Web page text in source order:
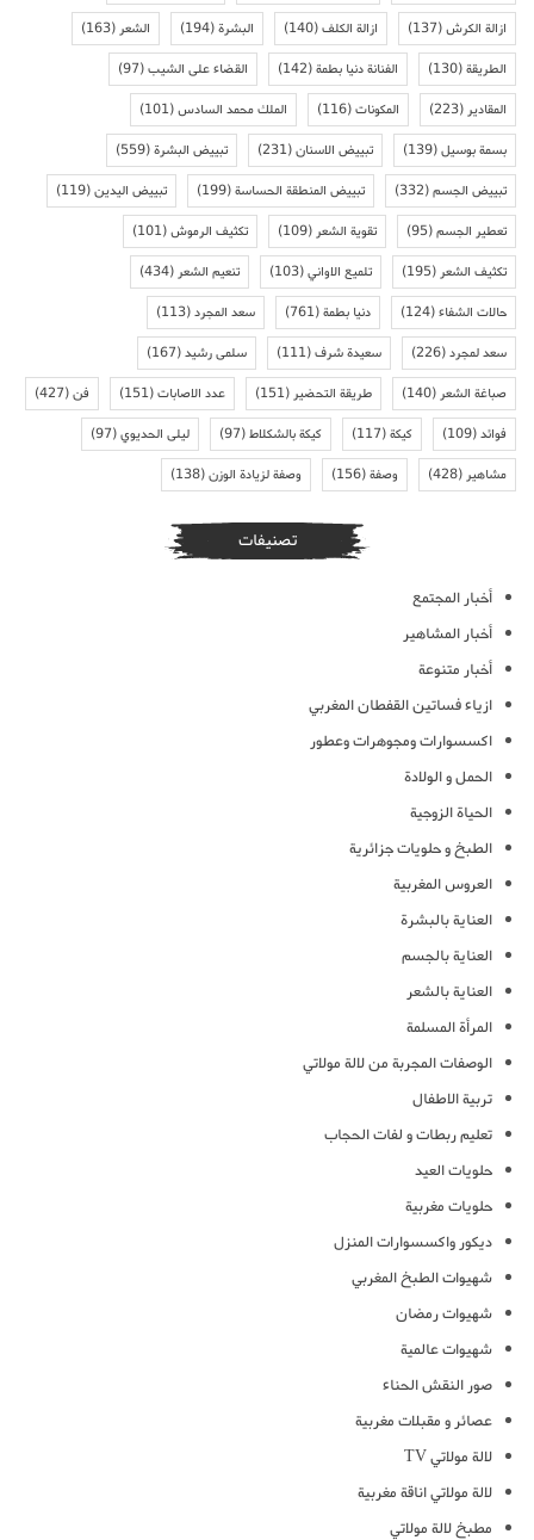
ازالة الكرش(137) ازالة الكلف(140) البشرة(194) الشعر(163)
الطريقة(130) الفنانة دنيا بطمة(142) القضاء على الشيب(97)
المقادير(223) المكونات(116) الملك محمد السادس(101)
بسمة بوسيل(139) تبييض الاسنان(231) تبييض البشرة(559)
تبييض الجسم(332) تبييض المنطقة الحساسة(199) تبييض اليدين(119)
تعطير الجسم(95) تقوية الشعر(109) تكثيف الرموش(101)
تكثيف الشعر(195) تلميع الاواني(103) تنعيم الشعر(434)
حالات الشفاء(124) دنيا بطمة(761) سعد المجرد(113)
سعد لمجرد(226) سعيدة شرف(111) سلمى رشيد(167)
صباغة الشعر(140) طريقة التحضير(151) عدد الاصابات(151) فن(427)
فوائد(109) كيكة(117) كيكة بالشكلاط(97) ليلى الحديوي(97)
مشاهير(428) وصفة(156) وصفة لزيادة الوزن(138)
تصنيفات
أخبار المجتمع
أخبار المشاهير
أخبار متنوعة
ازياء فساتين القفطان المغربي
اكسسوارات ومجوهرات وعطور
الحمل و الولادة
الحياة الزوجية
الطبخ و حلويات جزائرية
العروس المغربية
العناية بالبشرة
العناية بالجسم
العناية بالشعر
المرأة المسلمة
الوصفات المجربة من لالة مولاتي
تربية الاطفال
تعليم ربطات و لفات الحجاب
حلويات العيد
حلويات مغربية
ديكور واكسسوارات المنزل
شهيوات الطبخ المغربي
شهيوات رمضان
شهيوات عالمية
صور النقش الحناء
عصائر و مقبلات مغربية
لالة مولاتي TV
لالة مولاتي اناقة مغربية
مطبخ لالة مولاتي